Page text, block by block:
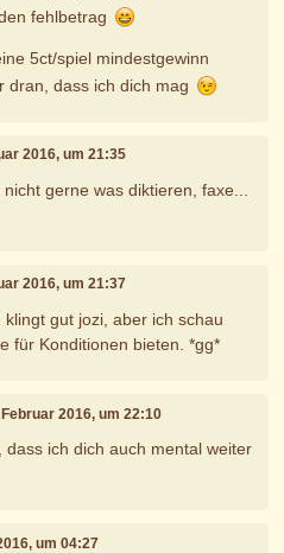
fehlbetrag
5ct/spiel mindestgewinn
dran, dass ich dich mag
2016, um 21:35
gerne was diktieren, faxe...
2016, um 21:37
klingt gut jozi, aber ich schau
für Konditionen bieten. *gg*
Februar 2016, um 22:10
dass ich dich auch mental weiter
um 04:27